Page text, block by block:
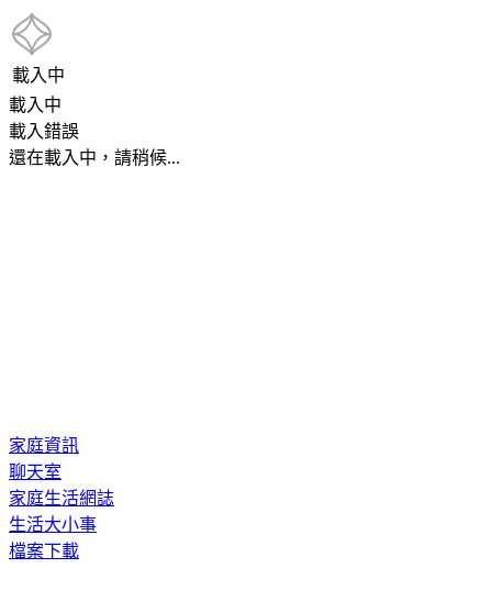
載入中
載入中
載入錯誤
還在載入中，請稍候...
家庭資訊
聊天室
家庭生活網誌
生活大小事
檔案下載